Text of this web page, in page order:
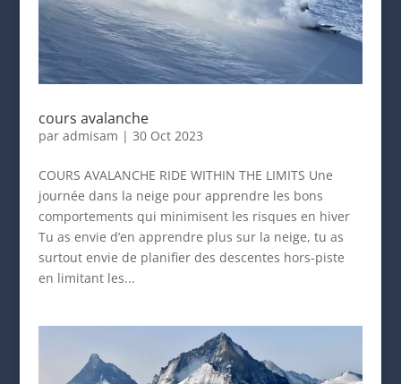
cours avalanche
par admisam | 30 Oct 2023
COURS AVALANCHE RIDE WITHIN THE LIMITS Une
journée dans la neige pour apprendre les bons
comportements qui minimisent les risques en hiver
Tu as envie d’en apprendre plus sur la neige, tu as
surtout envie de planifier des descentes hors-piste
en limitant les...